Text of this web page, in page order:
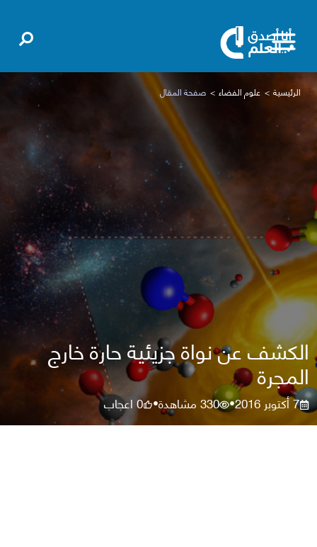
الرئيسية علوم الفضاء صفحة المقال
الكشف عن نواة جزيئية حارة خارج
المجرة
7 أكتوبر 2016 •
330مشاهدة•
0اعجاب